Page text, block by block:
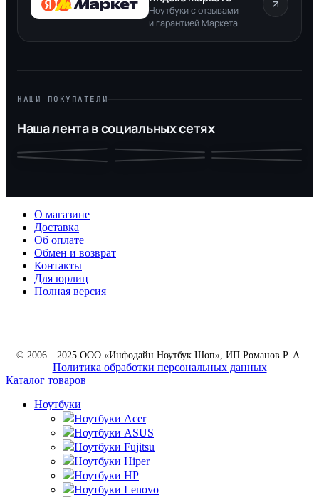
Ноутбуки с отзывами
и гарантией Маркета
НАШИ ПОКУПАТЕЛИ
Наша лента в социальных сетях
О магазине
Доставка
Об оплате
Обмен и возврат
Контакты
Для юрлиц
Полная версия
© 2006—2025 ООО «Инфодайн Ноутбук Шоп», ИП Романов Р. А.
Политика обработки персональных данных
Каталог товаров
Ноутбуки
Ноутбуки Acer
Ноутбуки ASUS
Ноутбуки Fujitsu
Ноутбуки Hiper
Ноутбуки HP
Ноутбуки Lenovo